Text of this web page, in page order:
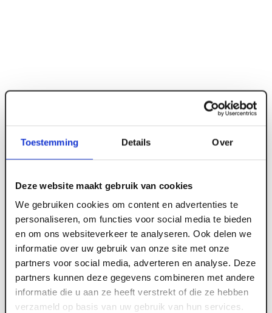
Toestemming Details Over
Deze website maakt gebruik van cookies
We gebruiken cookies om content en advertenties te
personaliseren, om functies voor social media te bieden
en om ons websiteverkeer te analyseren. Ook delen we
informatie over uw gebruik van onze site met onze
partners voor social media, adverteren en analyse. Deze
partners kunnen deze gegevens combineren met andere
informatie die u aan ze heeft verstrekt of die ze hebben
verzameld op basis van uw gebruik van hun services.
ART001107
Opsluitband zwart 60 x 200 x 1000 mm - 76
st/pall
Meld je aan of maak een account aan om toegang
te krijgen tot de prijzen.